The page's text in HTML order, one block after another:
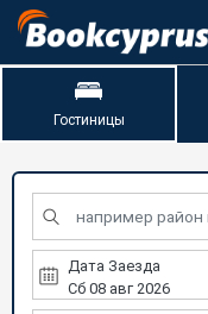
Гостиницы
Дата Заезда